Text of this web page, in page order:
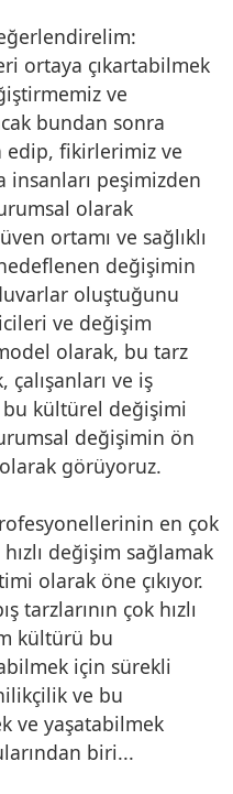
ortaya çıkartabilmek
ve
bundan sonra
edip, fikirlerimiz ve
peşimizden
olarak
ortamı ve sağlıklı
değişimin
oluştuğunu
ve değişim
olarak, bu tarz
ve iş
bu kültürel değişimi
değişimin ön
görüyoruz.
en çok
değişim sağlamak
olarak öne çıkıyor.
tarzlarının çok hızlı
kültürü bu
için sürekli
ve bu
ve yaşatabilmek
biri...